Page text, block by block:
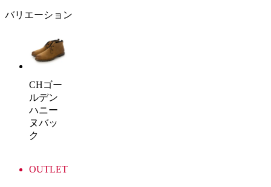
バリエーション
CHゴー
ルデン
ハニー
ヌバッ
ク
OUTLET